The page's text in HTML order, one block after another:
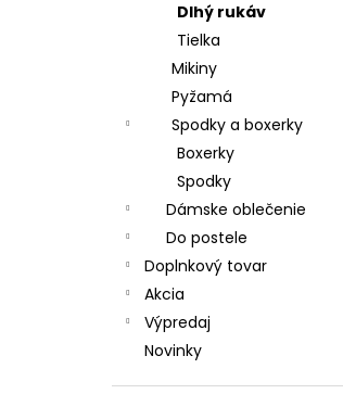
Dlhý rukáv
Tielka
Mikiny
Pyžamá
Spodky a boxerky
Boxerky
Spodky
Dámske oblečenie
Do postele
Doplnkový tovar
Akcia
Výpredaj
Novinky